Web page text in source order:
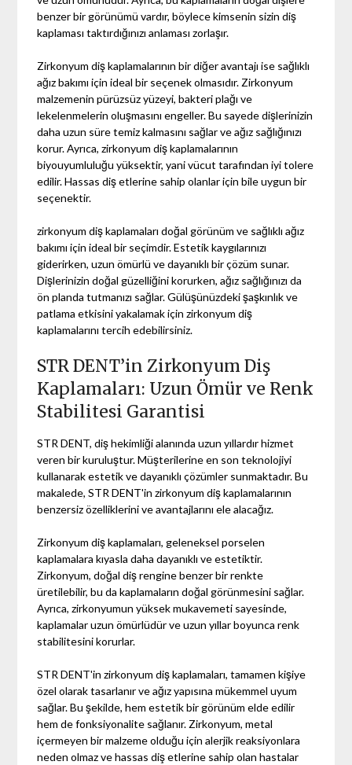
benzer bir görünümü vardır, böylece kimsenin sizin diş
kaplaması taktırdığınızı anlaması zorlaşır.
Zirkonyum diş kaplamalarının bir diğer avantajı ise sağlıklı
ağız bakımı için ideal bir seçenek olmasıdır. Zirkonyum
malzemenin pürüzsüz yüzeyi, bakteri plağı ve
lekelenmelerin oluşmasını engeller. Bu sayede dişlerinizin
daha uzun süre temiz kalmasını sağlar ve ağız sağlığınızı
korur. Ayrıca, zirkonyum diş kaplamalarının
biyouyumluluğu yüksektir, yani vücut tarafından iyi tolere
edilir. Hassas diş etlerine sahip olanlar için bile uygun bir
seçenektir.
zirkonyum diş kaplamaları doğal görünüm ve sağlıklı ağız
bakımı için ideal bir seçimdir. Estetik kaygılarınızı
giderirken, uzun ömürlü ve dayanıklı bir çözüm sunar.
Dişlerinizin doğal güzelliğini korurken, ağız sağlığınızı da
ön planda tutmanızı sağlar. Gülüşünüzdeki şaşkınlık ve
patlama etkisini yakalamak için zirkonyum diş
kaplamalarını tercih edebilirsiniz.
STR DENT’in Zirkonyum Diş
Kaplamaları: Uzun Ömür ve Renk
Stabilitesi Garantisi
STR DENT, diş hekimliği alanında uzun yıllardır hizmet
veren bir kuruluştur. Müşterilerine en son teknolojiyi
kullanarak estetik ve dayanıklı çözümler sunmaktadır. Bu
makalede, STR DENT'in zirkonyum diş kaplamalarının
benzersiz özelliklerini ve avantajlarını ele alacağız.
Zirkonyum diş kaplamaları, geleneksel porselen
kaplamalara kıyasla daha dayanıklı ve estetiktir.
Zirkonyum, doğal diş rengine benzer bir renkte
üretilebilir, bu da kaplamaların doğal görünmesini sağlar.
Ayrıca, zirkonyumun yüksek mukavemeti sayesinde,
kaplamalar uzun ömürlüdür ve uzun yıllar boyunca renk
stabilitesini korurlar.
STR DENT'in zirkonyum diş kaplamaları, tamamen kişiye
özel olarak tasarlanır ve ağız yapısına mükemmel uyum
sağlar. Bu şekilde, hem estetik bir görünüm elde edilir
hem de fonksiyonalite sağlanır. Zirkonyum, metal
içermeyen bir malzeme olduğu için alerjik reaksiyonlara
neden olmaz ve hassas diş etlerine sahip olan hastalar